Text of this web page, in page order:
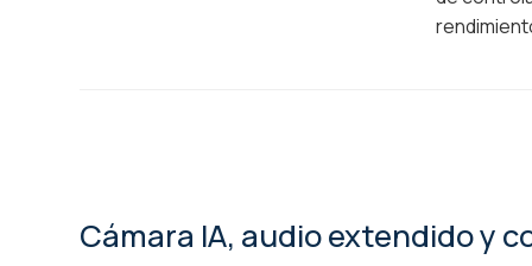
Cámara IA, audio extendido y